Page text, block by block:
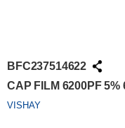
BFC237514622
CAP FILM 6200PF
VISHAY